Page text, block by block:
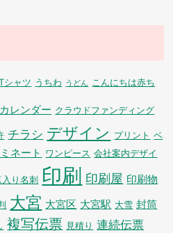
シャツ うちわ うどん こんにちは赤ち
カレンダー クラウドファンディング
チラシ デザイン プリント ベ
ネート ワンピース 会社案内デザイ
入り名刺 印刷 印刷屋 印刷物
大宮 大宮区 大宮駅 大雪 封筒
複写伝票 見積り 連続伝票